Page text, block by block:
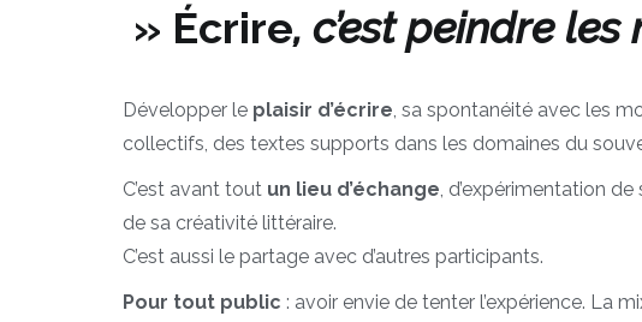
» Écrire, c’est peindre les
Développer le plaisir d’écrire , sa spontanéité avec les
collectifs, des textes supports dans les domaines du
C’est avant tout un lieu d’échange , d’expérimentation
de sa créativité littéraire.
C’est aussi le partage avec d’autres participants.
Pour tout public : avoir envie de tenter l’expérience. La